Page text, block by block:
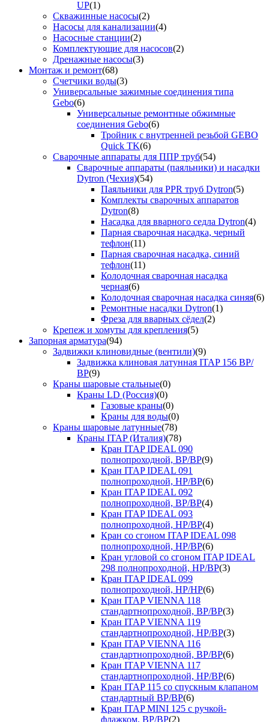
UP(1)
Скважинные насосы(2)
Насосы для канализации(4)
Насосные станции(2)
Комплектующие для насосов(2)
Дренажные насосы(3)
Монтаж и ремонт(68)
Счетчики воды(3)
Универсальные зажимные соединения типа
Gebo(6)
Универсальные ремонтные обжимные
соединения Gebo(6)
Тройник с внутренней резьбой GEBO
Quick TK(6)
Сварочные аппараты для ППР труб(54)
Сварочные аппараты (паяльники) и насадки
Dytron (Чехия)(54)
Паяльники для PPR труб Dytron(5)
Комплекты сварочных аппаратов
Dytron(8)
Насадка для вварного седла Dytron(4)
Парная сварочная насадка, черный
тефлон(11)
Парная сварочная насадка, синий
тефлон(11)
Колодочная сварочная насадка
черная(6)
Колодочная сварочная насадка синяя(6)
Ремонтные насадки Dytron(1)
Фреза для вварных сёдел(2)
Крепеж и хомуты для крепления(5)
Запорная арматура(94)
Задвижки клиновидные (вентили)(9)
Задвижка клиновая латунная ITAP 156 ВР/
ВР(9)
Краны шаровые стальные(0)
Краны LD (Россия)(0)
Газовые краны(0)
Краны для воды(0)
Краны шаровые латунные(78)
Краны ITAP (Италия)(78)
Кран ITAP IDEAL 090
полнопроходной, ВР/ВР(9)
Кран ITAP IDEAL 091
полнопроходной, НР/ВР(6)
Кран ITAP IDEAL 092
полнопроходной, ВР/ВР(4)
Кран ITAP IDEAL 093
полнопроходной, НР/ВР(4)
Кран со сгоном ITAP IDEAL 098
полнопроходной, НР/ВР(6)
Кран угловой со сгоном ITAP IDEAL
298 полнопроходной, НР/ВР(3)
Кран ITAP IDEAL 099
полнопроходной, НР/НР(6)
Кран ITAP VIENNA 118
стандартнопроходной, ВР/ВР(3)
Кран ITAP VIENNA 119
стандартнопроходной, НР/ВР(3)
Кран ITAP VIENNA 116
стандартнопроходной, ВР/ВР(6)
Кран ITAP VIENNA 117
стандартнопроходной, НР/ВР(6)
Кран ITAP 115 со спускным клапаном
стандартный ВР/ВР(6)
Кран ITAP MINI 125 с ручкой-
флажком, ВР/ВР(2)